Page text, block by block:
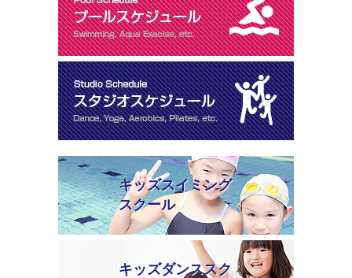
キッズスイミング
スクール
キッズダンススク